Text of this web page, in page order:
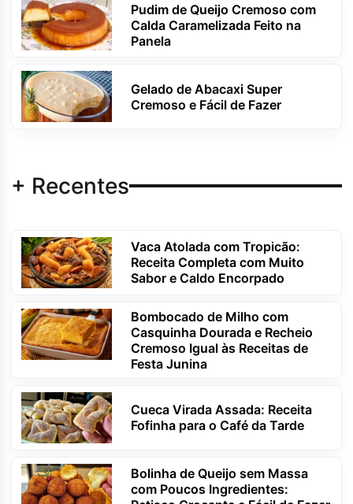
Pudim de Queijo Cremoso com
Calda Caramelizada Feito na
Panela
Gelado de Abacaxi Super
Cremoso e Fácil de Fazer
+ Recentes
Vaca Atolada com Tropicão:
Receita Completa com Muito
Sabor e Caldo Encorpado
Bombocado de Milho com
Casquinha Dourada e Recheio
Cremoso Igual às Receitas de
Festa Junina
Cueca Virada Assada: Receita
Fofinha para o Café da Tarde
Bolinha de Queijo sem Massa
com Poucos Ingredientes: